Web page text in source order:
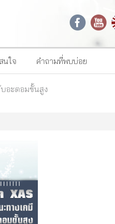
นใจ คำถามที่พบบ่อย
บอะตอมขั้นสูง